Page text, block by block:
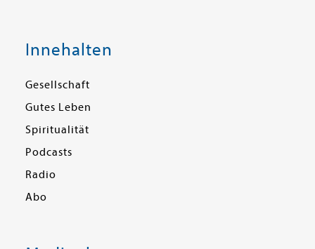
Innehalten
Gesellschaft
Gutes Leben
Spiritualität
Podcasts
Radio
Abo